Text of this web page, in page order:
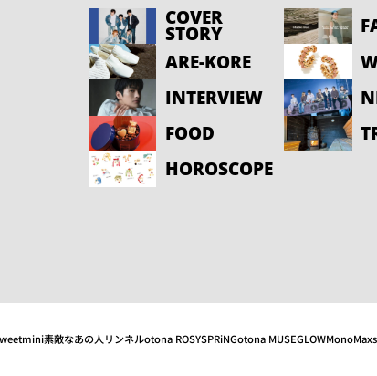
COVER
STORY
ARE-KORE
INTERVIEW
FOOD
HOROSCOPE
mini素敵なあの人リンネルotona ROSYSPRiNGotona MUSEGLOWMonoMax